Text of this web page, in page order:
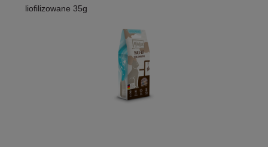
liofilizowane 35g